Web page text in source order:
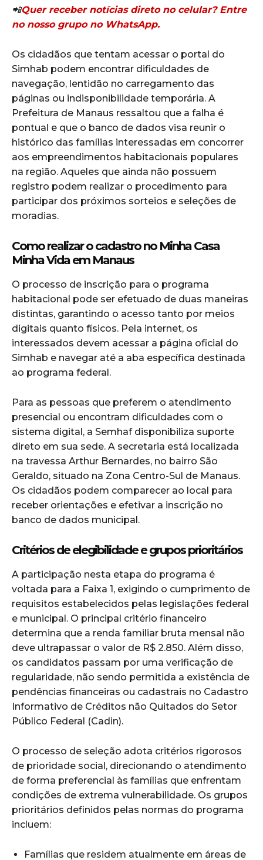
📲Quer receber notícias direto no celular? Entre
no nosso grupo no WhatsApp.
Os cidadãos que tentam acessar o portal do
Simhab podem encontrar dificuldades de
navegação, lentidão no carregamento das
páginas ou indisponibilidade temporária. A
Prefeitura de Manaus ressaltou que a falha é
pontual e que o banco de dados visa reunir o
histórico das famílias interessadas em concorrer
aos empreendimentos habitacionais populares
na região. Aqueles que ainda não possuem
registro podem realizar o procedimento para
participar dos próximos sorteios e seleções de
moradias.
Como realizar o cadastro no Minha Casa
Minha Vida em Manaus
O processo de inscrição para o programa
habitacional pode ser efetuado de duas maneiras
distintas, garantindo o acesso tanto por meios
digitais quanto físicos. Pela internet, os
interessados devem acessar a página oficial do
Simhab e navegar até a aba específica destinada
ao programa federal.
Para as pessoas que preferem o atendimento
presencial ou encontram dificuldades com o
sistema digital, a Semhaf disponibiliza suporte
direto em sua sede. A secretaria está localizada
na travessa Arthur Bernardes, no bairro São
Geraldo, situado na Zona Centro-Sul de Manaus.
Os cidadãos podem comparecer ao local para
receber orientações e efetivar a inscrição no
banco de dados municipal.
Critérios de elegibilidade e grupos prioritários
A participação nesta etapa do programa é
voltada para a Faixa 1, exigindo o cumprimento de
requisitos estabelecidos pelas legislações federal
e municipal. O principal critério financeiro
determina que a renda familiar bruta mensal não
deve ultrapassar o valor de R$ 2.850. Além disso,
os candidatos passam por uma verificação de
regularidade, não sendo permitida a existência de
pendências financeiras ou cadastrais no Cadastro
Informativo de Créditos não Quitados do Setor
Público Federal (Cadin).
O processo de seleção adota critérios rigorosos
de prioridade social, direcionando o atendimento
de forma preferencial às famílias que enfrentam
condições de extrema vulnerabilidade. Os grupos
prioritários definidos pelas normas do programa
incluem:
Famílias que residem atualmente em áreas de